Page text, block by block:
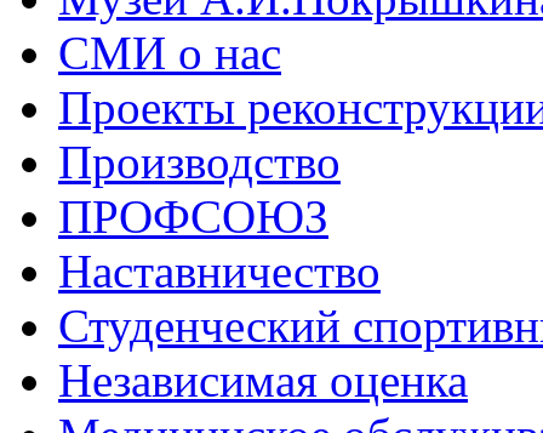
СМИ о нас
Проекты
Производство
ПРОФСОЮЗ
Наставничество
Студенческий
Независимая оценка